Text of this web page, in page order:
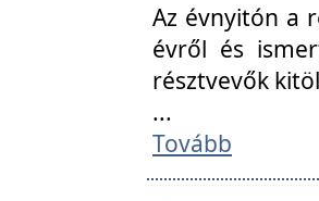
Az évnyitón a
évről és
résztvevők
...
Tovább